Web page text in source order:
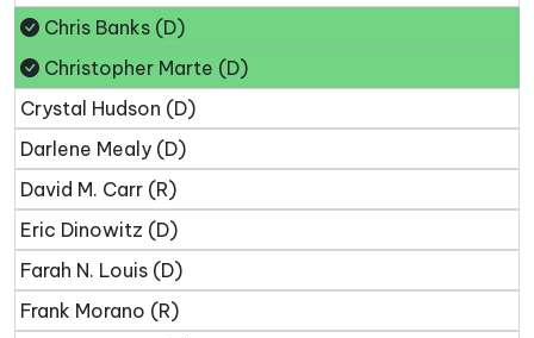
Chris Banks (D)
Christopher Marte (D)
Crystal Hudson (D)
Darlene Mealy (D)
David M. Carr (R)
Eric Dinowitz (D)
Farah N. Louis (D)
Frank Morano (R)